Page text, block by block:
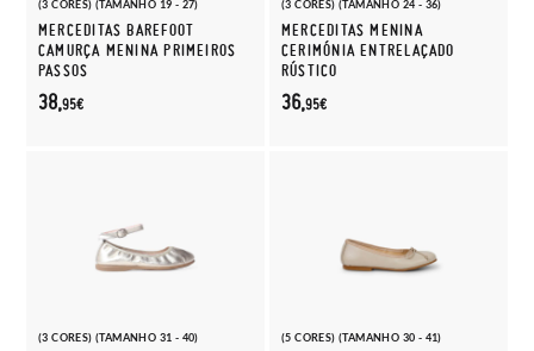
(3 CORES) (TAMANHO 19 - 27)
MERCEDITAS BAREFOOT
CAMURÇA MENINA PRIMEIROS
PASSOS
38,95€
(3 CORES) (TAMANHO 24 - 36)
MERCEDITAS MENINA
CERIMÓNIA ENTRELAÇADO
RÚSTICO
36,95€
(3 CORES) (TAMANHO 31 - 40) (5 CORES) (TAMANHO 30 - 41)